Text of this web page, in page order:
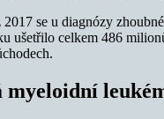
se u diagnózy
ušetřilo celkem 486
myeloidní